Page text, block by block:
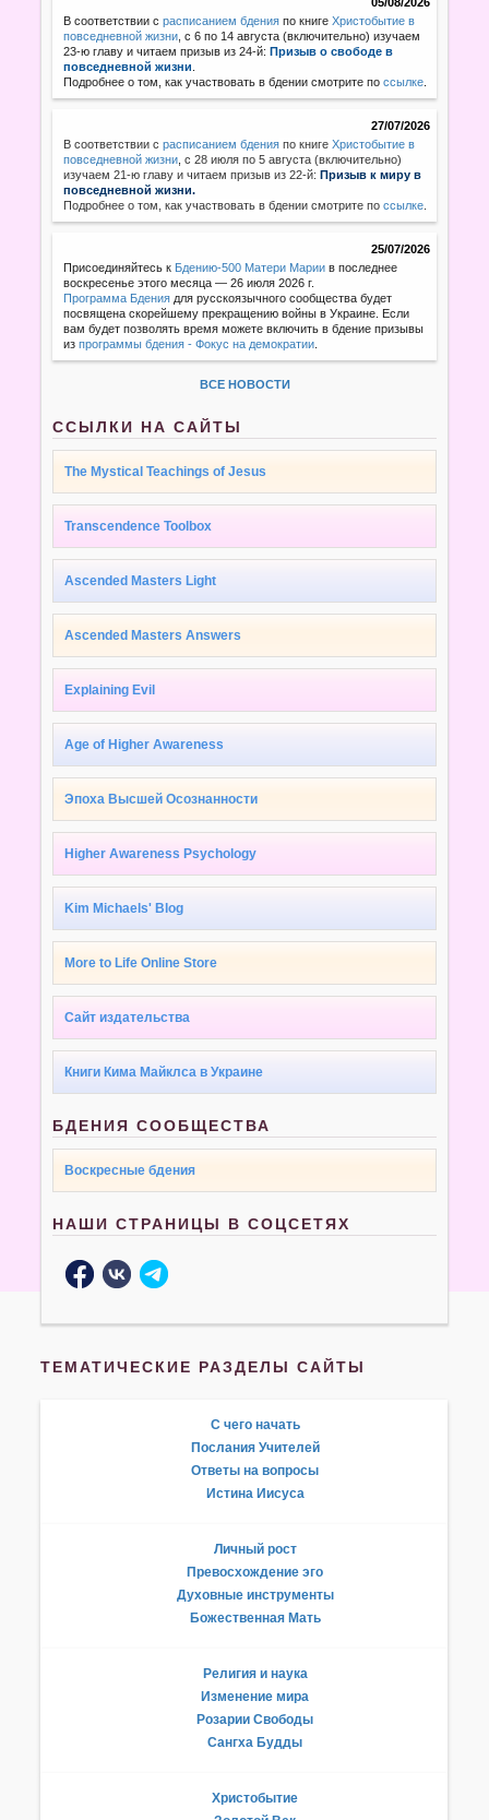
В соответствии срасписанием бдения по книгеХристобытие в
повседневной жизни , с 6 по 14 августа (включительно) изучаем
23-ю главу и читаем призыв из 24-й:Призыв о свободе в
повседневной жизни
Подробнее о том, как участвовать в бдении смотрите поссылке
27/07/2026
В соответствии с расписанием бдения по книгеХристобытие в
повседневной жизни с 28 июля по 5 августа (включительно)
изучаем 21-ю главу и читаем призыв из 22-й:Призыв к миру в
повседневной жизни.
Подробнее о том, как участвовать в бдении смотрите поссылке
25/07/2026
Присоединяйтесь к Бдению-500 Матери Марии в последнее
воскресенье этого месяца — 26 июля 2026 г.
Программа Бдения для русскоязычного сообщества будет
посвящена скорейшему прекращению войны в Украине. Если
вам будет позволять время можете включить в бдение призывы
изпрограммы бдения - Фокус на демократии
ВСЕ НОВОСТИ
ССЫЛКИ НА САЙТЫ
The Mystical Teachings of Jesus
Transcendence Toolbox
Ascended Masters Light
Ascended Masters Answers
Explaining Evil
Age of Higher Awareness
Эпоха Высшей Осознанности
Higher Awareness Psychology
Kim Michaels' Blog
More to Life Online Store
Сайт издательства
Книги Кима Майклса в Украине
БДЕНИЯ СООБЩЕСТВА
Воскресные бдения
НАШИ СТРАНИЦЫ В СОЦСЕТЯХ
ТЕМАТИЧЕСКИЕ РАЗДЕЛЫ САЙТЫ
С чего начать
Послания Учителей
Ответы на вопросы
Истина Иисуса
Личный рост
Превосхождение эго
Духовные инструменты
Божественная Мать
Религия и наука
Изменение мира
Розарии Свободы
Сангха Будды
Христобытие